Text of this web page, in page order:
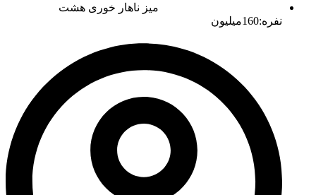
میز ناهار خوری هشت
نفره:160میلیون